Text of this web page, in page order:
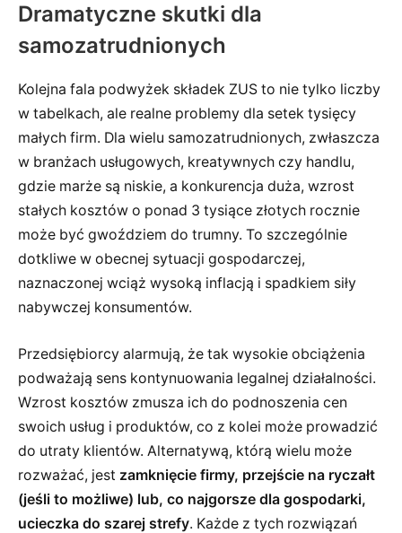
Dramatyczne skutki dla
samozatrudnionych
Kolejna fala podwyżek składek ZUS to nie tylko liczby
w tabelkach, ale realne problemy dla setek tysięcy
małych firm. Dla wielu samozatrudnionych, zwłaszcza
w branżach usługowych, kreatywnych czy handlu,
gdzie marże są niskie, a konkurencja duża, wzrost
stałych kosztów o ponad 3 tysiące złotych rocznie
może być gwoździem do trumny. To szczególnie
dotkliwe w obecnej sytuacji gospodarczej,
naznaczonej wciąż wysoką inflacją i spadkiem siły
nabywczej konsumentów.
Przedsiębiorcy alarmują, że tak wysokie obciążenia
podważają sens kontynuowania legalnej działalności.
Wzrost kosztów zmusza ich do podnoszenia cen
swoich usług i produktów, co z kolei może prowadzić
do utraty klientów. Alternatywą, którą wielu może
rozważać, jest zamknięcie firmy, przejście na ryczałt
(jeśli to możliwe) lub, co najgorsze dla gospodarki,
ucieczka do szarej strefy. Każde z tych rozwiązań